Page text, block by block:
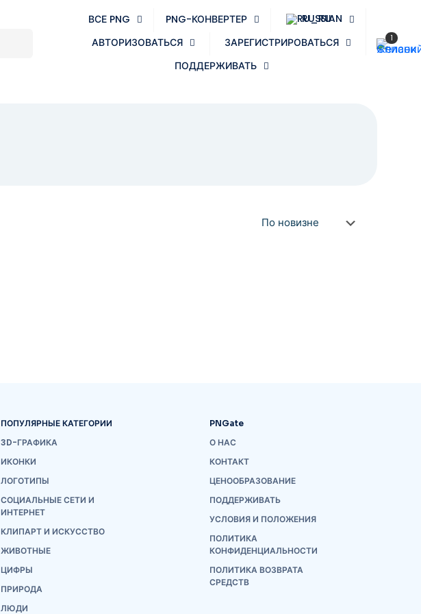
ВСЕ PNG PNG-КОНВЕРТЕР
RUSSIAN
АВТОРИЗОВАТЬСЯ
ЗАРЕГИСТРИРОВАТЬСЯ
ПОДДЕРЖИВАТЬ
1
ПОПУЛЯРНЫЕ КАТЕГОРИИ
3D-ГРАФИКА
ИКОНКИ
ЛОГОТИПЫ
СОЦИАЛЬНЫЕ СЕТИ И
ИНТЕРНЕТ
КЛИПАРТ И ИСКУССТВО
ЖИВОТНЫЕ
ЦИФРЫ
ПРИРОДА
ЛЮДИ
PNGate
О НАС
КОНТАКТ
ЦЕНООБРАЗОВАНИЕ
ПОДДЕРЖИВАТЬ
УСЛОВИЯ И ПОЛОЖЕНИЯ
ПОЛИТИКА
КОНФИДЕНЦИАЛЬНОСТИ
ПОЛИТИКА ВОЗВРАТА
СРЕДСТВ